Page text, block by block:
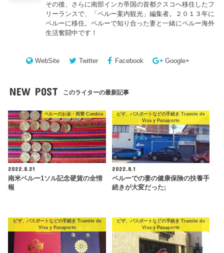
その後、さらに南部インカ帝国の首都クスコへ移住したフ
リーランスで、「ペルー案内観光」編集者。２０１３年に
ペルーに移住。ペルーで知り合った妻と一緒にペルー海外
生活奮闘中です！
WebSite Twitter Facebook Google+
NEW POST このライターの最新記事
ペルーのお金・両替 Cambio
2022.8.21
南米ペルー1ソル記念硬貨の全情
報
ビザ、パスポートなどの手続き Tramite de
Visa y Pasaporte
2022.8.1
ペルーでの妻の健康保険の扶養手
続きが大変だった;
ビザ、パスポートなどの手続き Tramite de
Visa y Pasaporte
ビザ、パスポートなどの手続き Tramite de
Visa y Pasaporte